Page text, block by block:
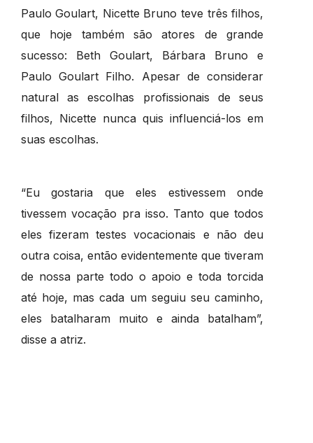
Paulo Goulart, Nicette Bruno teve três filhos,
que hoje também são atores de grande
sucesso: Beth Goulart, Bárbara Bruno e
Paulo Goulart Filho. Apesar de considerar
natural as escolhas profissionais de seus
filhos, Nicette nunca quis influenciá-los em
suas escolhas.
“Eu gostaria que eles estivessem onde
tivessem vocação pra isso. Tanto que todos
eles fizeram testes vocacionais e não deu
outra coisa, então evidentemente que tiveram
de nossa parte todo o apoio e toda torcida
até hoje, mas cada um seguiu seu caminho,
eles batalharam muito e ainda batalham”,
disse a atriz.